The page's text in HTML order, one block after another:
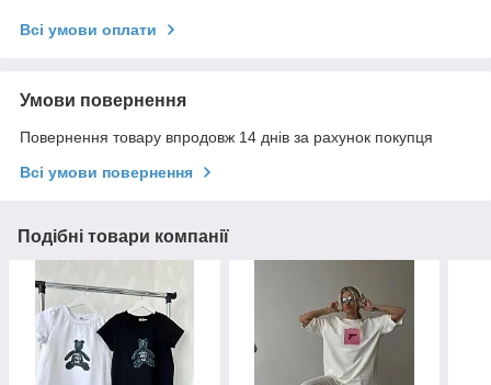
Всі умови оплати
Умови повернення
Повернення товару впродовж 14 днів за рахунок покупця
Всі умови повернення
Подібні товари компанії